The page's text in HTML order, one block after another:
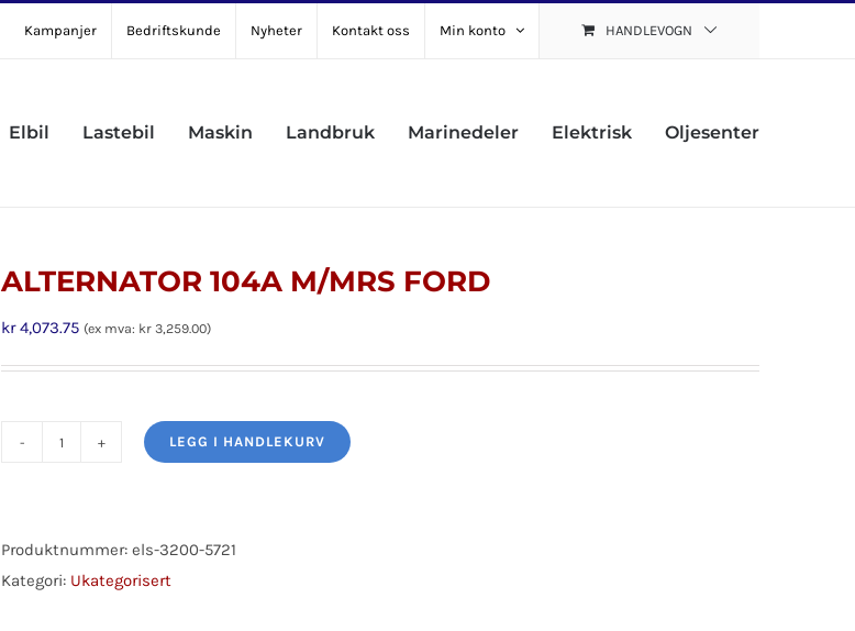
Kampanjer Bedriftskunde Nyheter Kontakt oss Min konto HANDLEVOGN
Elbil Lastebil Maskin Landbruk Marinedeler Elektrisk Oljesenter
ALTERNATOR 104A M/MRS FORD
kr4,073.75 (ex mva: kr 3,259.00)
ALTERNATOR
FORD
antall
LEGG I HANDLEKURV
Produktnummer: els-3200-5721
Kategori: Ukategorisert